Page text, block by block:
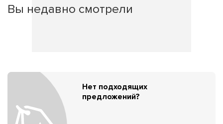
Вы недавно смотрели
Нет подходящих
предложений?